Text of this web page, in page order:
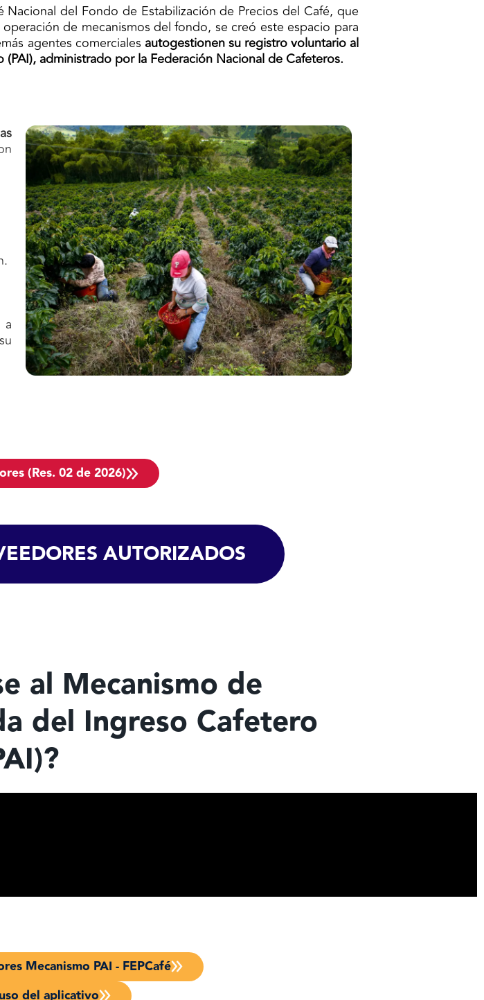
del Fondo de Estabilización de Precios del Café, que
de mecanismos del fondo, se creó este espacio para
agentes comerciales autogestionen su registro voluntario al
administrado por la Federación Nacional de Cafeteros.
(Res. 02 de 2026)
AUTORIZADOS
al Mecanismo de
del Ingreso Cafetero
Mecanismo PAI - FEPCafé
del aplicativo